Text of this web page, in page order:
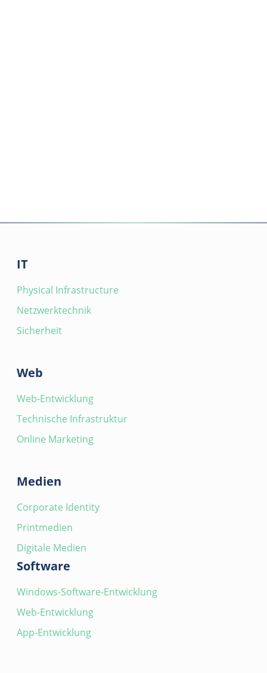
IT
Physical Infrastructure
Netzwerktechnik
Sicherheit
Web
Web-Entwicklung
Technische Infrastruktur
Online Marketing
Medien
Corporate Identity
Printmedien
Digitale Medien
Software
Windows-Software-Entwicklung
Web-Entwicklung
App-Entwicklung